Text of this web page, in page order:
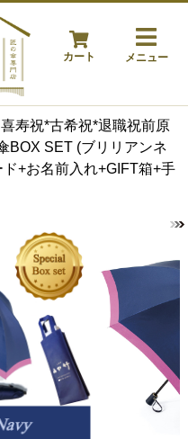
カート メニュー
寿祝*古希祝*退職祝前原
BOX SET (ブリリアンネ
+お名前入れ+GIFT箱+手